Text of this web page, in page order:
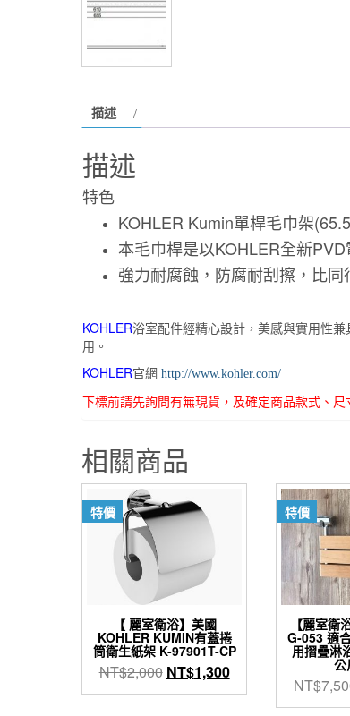
描述
描述
特色
KOHLER Kumin單桿毛巾架
本毛巾桿是以KOHLER全新
強力耐腐蝕，防腐耐刮擦，比
KOHLER浴室配件經精心設計，美感與實用性
用。
KOHLER官網 http://www.kohler.com/
下標前請先詢問有無現貨，及確定商品款式、
相關商品
特價
【 麗室衛浴】美國
KOHLER KUMIN有蓋捲
筒衛生紙架 K-97901T-CP
NT$2,000 原
始
NT$1,300目
前
特價
【麗室衛
G-053 適
用摺疊淋
公
NT$